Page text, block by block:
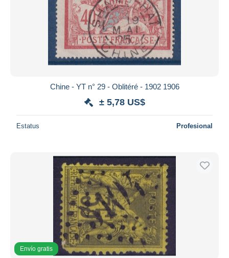
Chine - YT n° 29 - Oblitéré - 1902 1906
± 5,78 US$
Estatus Profesional
Envío gratis